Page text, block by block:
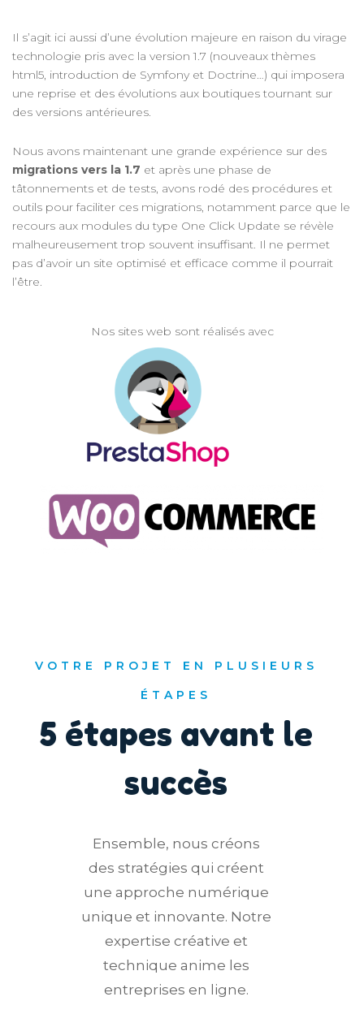
Il s’agit ici aussi d’une évolution majeure en raison du virage
technologie pris avec la version 1.7 (nouveaux thèmes
html5, introduction de Symfony et Doctrine…) qui imposera
une reprise et des évolutions aux boutiques tournant sur
des versions antérieures.
Nous avons maintenant une grande expérience sur des
migrations vers la 1.7 et après une phase de
tâtonnements et de tests, avons rodé des procédures et
outils pour faciliter ces migrations, notamment parce que le
recours aux modules du type One Click Update se révèle
malheureusement trop souvent insuffisant. Il ne permet
pas d’avoir un site optimisé et efficace comme il pourrait
l’être.
Nos sites web sont réalisés avec
VOTRE PROJET EN PLUSIEURS
ÉTAPES
5 étapes avant le
succès
Ensemble, nous créons
des stratégies qui créent
une approche numérique
unique et innovante. Notre
expertise créative et
technique anime les
entreprises en ligne.